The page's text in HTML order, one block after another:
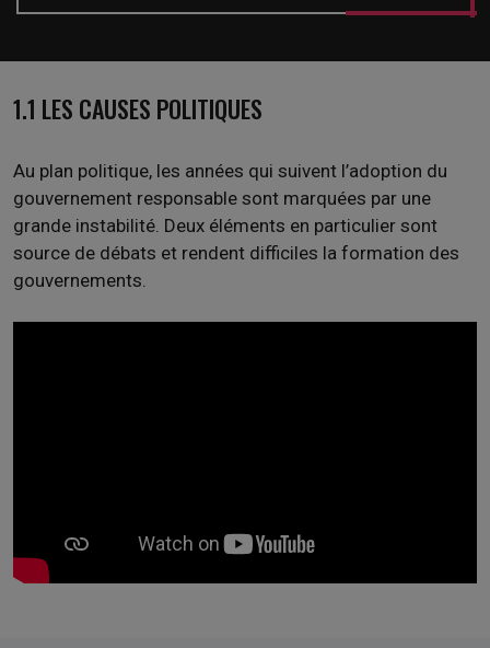
1.1 LES CAUSES POLITIQUES
Au plan politique, les années qui suivent l’adoption du
gouvernement responsable sont marquées par une
grande instabilité. Deux éléments en particulier sont
source de débats et rendent difficiles la formation des
gouvernements.